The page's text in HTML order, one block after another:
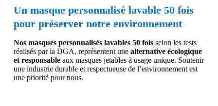
Un masque personnalisé lavable 50 fois
pour préserver notre environnement
Nos masques personnalisés lavables 50 fois selon les tests
réalisés par la DGA, représentent une alternative écologique
et responsable aux masques jetables à usage unique. Soutenir
une industrie durable et respectueuse de l’environnement est
une priorité pour nous.